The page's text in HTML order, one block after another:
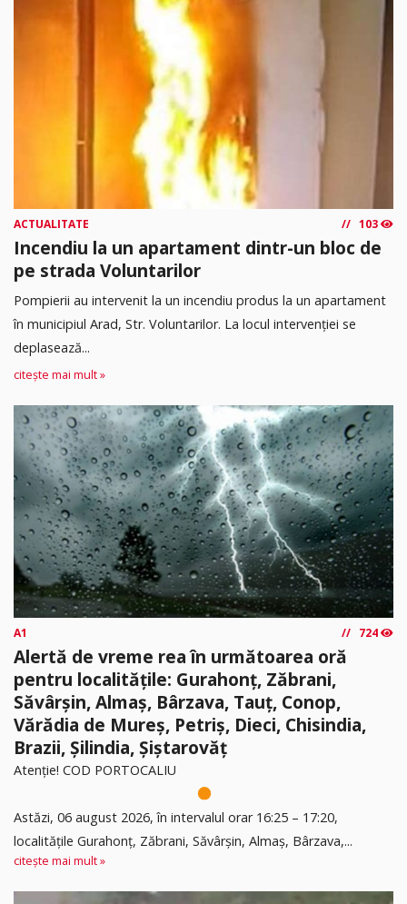
ACTUALITATE 103
Incendiu la un apartament dintr-un bloc de
pe strada Voluntarilor
Pompierii au intervenit la un incendiu produs la un apartament
în municipiul Arad, Str. Voluntarilor. La locul intervenției se
deplasează...
citește mai mult »
A1 724
Alertă de vreme rea în următoarea oră
pentru localitățile: Gurahonț, Zăbrani,
Săvârșin, Almaș, Bârzava, Tauț, Conop,
Vărădia de Mureș, Petriș, Dieci, Chisindia,
Brazii, Șilindia, Șiștarovăț
Atenție! COD PORTOCALIU
Astăzi, 06 august 2026, în intervalul orar 16:25 – 17:20,
localitățile Gurahonț, Zăbrani, Săvârșin, Almaș, Bârzava,...
citește mai mult »